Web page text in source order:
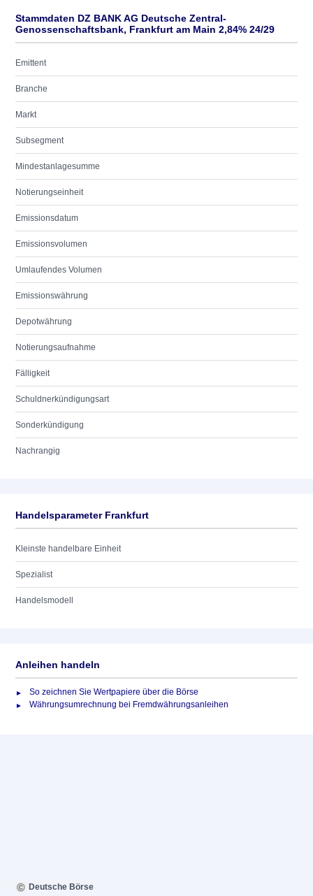
Stammdaten DZ BANK AG Deutsche Zentral-
Genossenschaftsbank, Frankfurt am Main 2,84% 24/29
Emittent
Branche
Markt
Subsegment
Mindestanlagesumme
Notierungseinheit
Emissionsdatum
Emissionsvolumen
Umlaufendes Volumen
Emissionswährung
Depotwährung
Notierungsaufnahme
Fälligkeit
Schuldnerkündigungsart
Sonderkündigung
Nachrangig
Handelsparameter Frankfurt
Kleinste handelbare Einheit
Spezialist
Handelsmodell
Anleihen handeln
So zeichnen Sie Wertpapiere über die Börse
Währungsumrechnung bei Fremdwährungsanleihen
Deutsche Börse